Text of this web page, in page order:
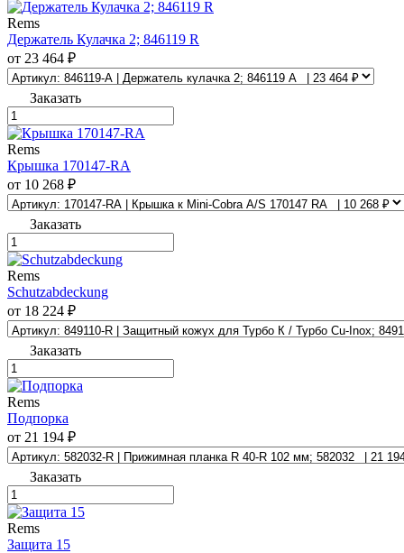
Rems
Держатель Кулачка 2; 846119 R
от 23 464 ₽
Заказать
Rems
Крышка 170147-RA
от 10 268 ₽
Заказать
Rems
Schutzabdeckung
от 18 224 ₽
Заказать
Rems
Подпорка
от 21 194 ₽
Заказать
Rems
Защита 15